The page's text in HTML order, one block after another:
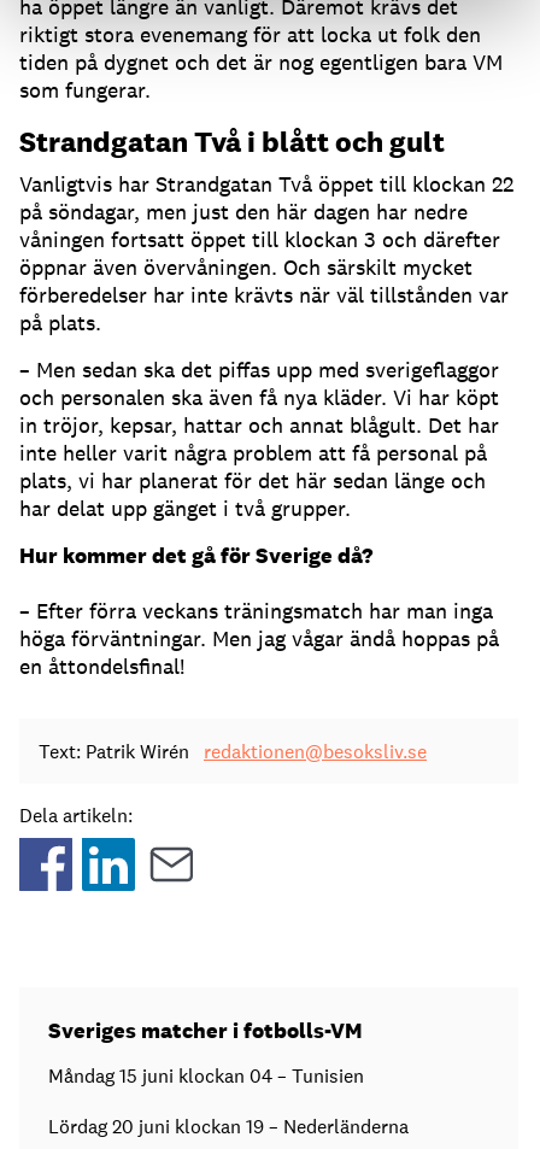
ha öppet längre än vanligt. Däremot krävs det
riktigt stora evenemang för att locka ut folk den
tiden på dygnet och det är nog egentligen bara VM
som fungerar.
Strandgatan Två i blått och gult
Vanligtvis har Strandgatan Två öppet till klockan 22
på söndagar, men just den här dagen har nedre
våningen fortsatt öppet till klockan 3 och därefter
öppnar även övervåningen. Och särskilt mycket
förberedelser har inte krävts när väl tillstånden var
på plats.
– Men sedan ska det piffas upp med sverigeflaggor
och personalen ska även få nya kläder. Vi har köpt
in tröjor, kepsar, hattar och annat blågult. Det har
inte heller varit några problem att få personal på
plats, vi har planerat för det här sedan länge och
har delat upp gänget i två grupper.
Hur kommer det gå för Sverige då?
– Efter förra veckans träningsmatch har man inga
höga förväntningar. Men jag vågar ändå hoppas på
en åttondelsfinal!
Text: Patrik Wirén redaktionen@besoksliv.se
Dela artikeln:
Sveriges matcher i fotbolls-VM
Måndag 15 juni klockan 04 – Tunisien
Lördag 20 juni klockan 19 – Nederländerna